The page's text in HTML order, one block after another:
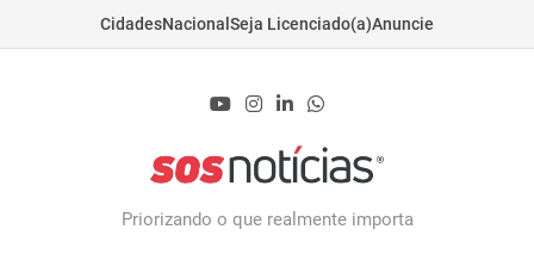
CidadesNacional Seja Licenciado(a)Anuncie
Priorizando o que realmente importa